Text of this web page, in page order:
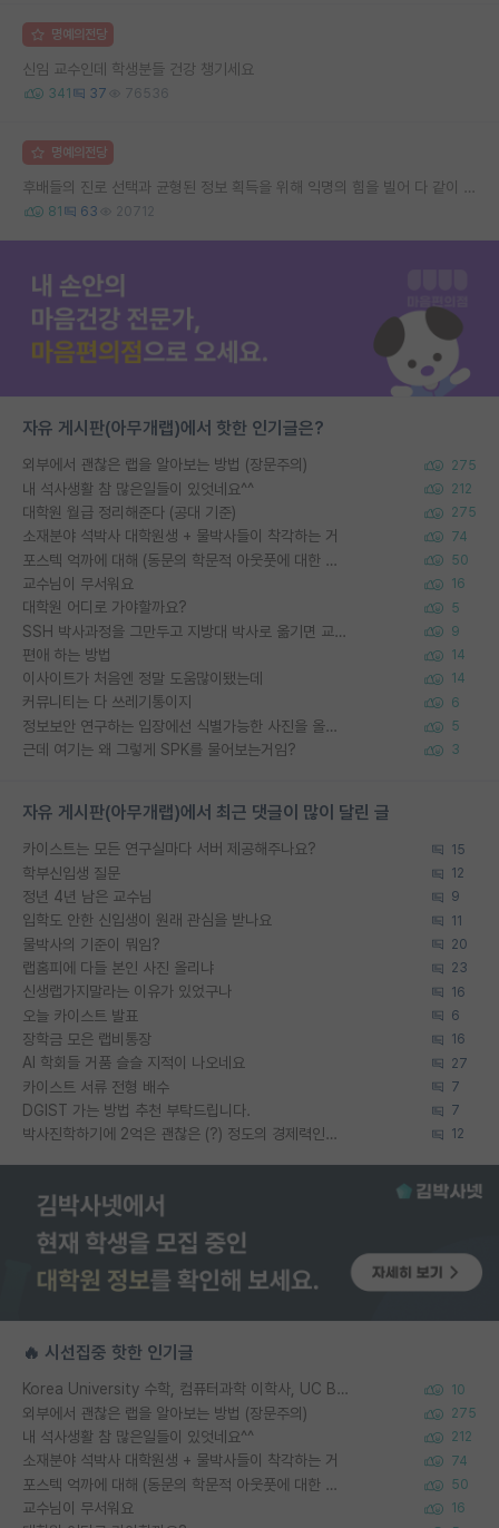
명예의전당
신임 교수인데 학생분들 건강 챙기세요
341 37 76536
명예의전당
후배들의 진로 선택과 균형된 정보 획득을 위해 익명의 힘을 빌어 다 같이 연봉 공개 타임 한번 갖는 것 어때요?
81 63 20712
자유 게시판(아무개랩)에서 핫한 인기글은?
외부에서 괜찮은 랩을 알아보는 방법 (장문주의) 275
내 석사생활 참 많은일들이 있엇네요^^ 212
대학원 월급 정리해준다 (공대 기준) 275
소재분야 석박사 대학원생 + 물박사들이 착각하는 거 74
포스텍 억까에 대해 (동문의 학문적 아웃풋에 대한 반박) 50
교수님이 무서워요 16
대학원 어디로 가야할까요? 5
SSH 박사과정을 그만두고 지방대 박사로 옮기면 교수의 꿈은 끝일까요? 9
편애 하는 방법 14
이사이트가 처음엔 정말 도움많이됐는데 14
커뮤니티는 다 쓰레기통이지 6
정보보안 연구하는 입장에선 식별가능한 사진을 올리는건 비추이긴함 5
근데 여기는 왜 그렇게 SPK를 물어보는거임? 3
자유 게시판(아무개랩)에서 최근 댓글이 많이 달린 글
카이스트는 모든 연구실마다 서버 제공해주나요? 15
학부신입생 질문 12
정년 4년 남은 교수님 9
입학도 안한 신입생이 원래 관심을 받나요 11
물박사의 기준이 뭐임? 20
랩홈피에 다들 본인 사진 올리냐 23
신생랩가지말라는 이유가 있었구나 16
오늘 카이스트 발표 6
장학금 모은 랩비통장 16
AI 학회들 거품 슬슬 지적이 나오네요 27
카이스트 서류 전형 배수 7
DGIST 가는 방법 추천 부탁드립니다. 7
박사진학하기에 2억은 괜찮은 (?) 정도의 경제력인가요 12
🔥 시선집중 핫한 인기글
Korea University 수학, 컴퓨터과학 이학사, UC Berkeley 산업공학 대학원 공학박사가 되는 것은 쉽지 않겠죠? 10
외부에서 괜찮은 랩을 알아보는 방법 (장문주의) 275
내 석사생활 참 많은일들이 있엇네요^^ 212
소재분야 석박사 대학원생 + 물박사들이 착각하는 거 74
포스텍 억까에 대해 (동문의 학문적 아웃풋에 대한 반박) 50
교수님이 무서워요 16